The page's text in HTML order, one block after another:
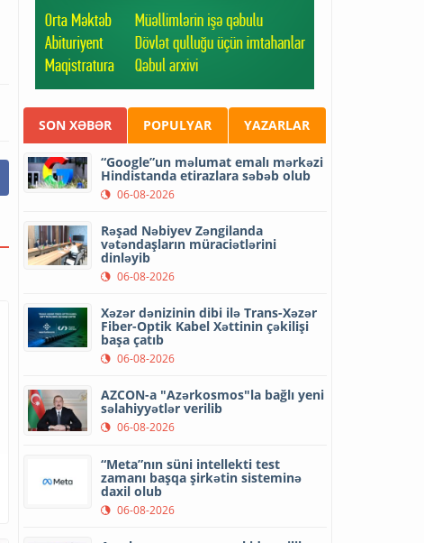
SON XƏBƏR POPULYAR YAZARLAR
“Google”un məlumat emalı mərkəzi
Hindistanda etirazlara səbəb olub
06-08-2026
Rəşad Nəbiyev Zəngilanda
vətəndaşların müraciətlərini
dinləyib
06-08-2026
Xəzər dənizinin dibi ilə Trans-Xəzər
Fiber-Optik Kabel Xəttinin çəkilişi
başa çatıb
06-08-2026
AZCON-a "Azərkosmos"la bağlı yeni
səlahiyyətlər verilib
06-08-2026
“Meta”nın süni intellekti test
zamanı başqa şirkətin sisteminə
daxil olub
06-08-2026